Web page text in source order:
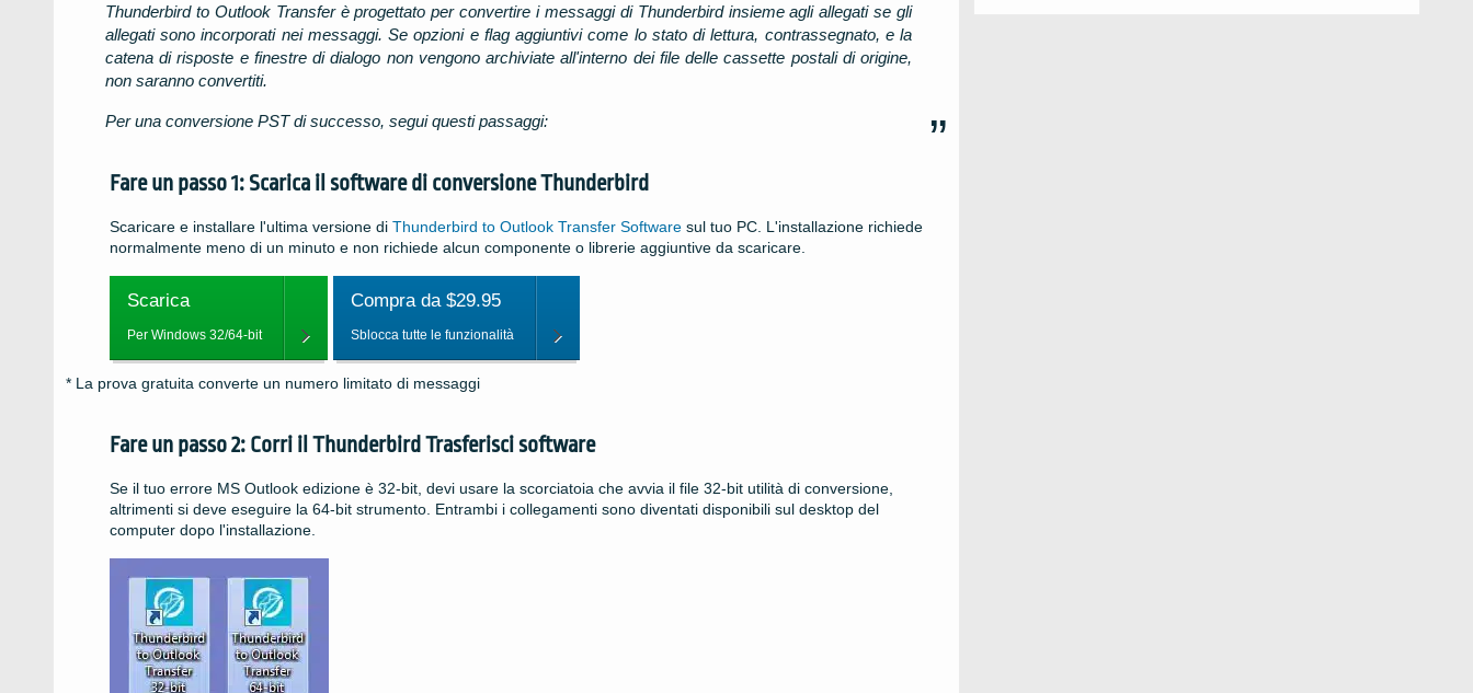
Thunderbird to Outlook Transfer è progettato per convertire i messaggi di Thunderbird insieme agli allegati se gli
allegati sono incorporati nei messaggi. Se opzioni e flag aggiuntivi come lo stato di lettura, contrassegnato, e la
catena di risposte e finestre di dialogo non vengono archiviate all'interno dei file delle cassette postali di origine,
non saranno convertiti.
Per una conversione PST di successo, segui questi passaggi:
Fare un passo 1: Scarica il software di conversione Thunderbird
Scaricare e installare l'ultima versione di Thunderbird to Outlook Transfer Software sul tuo PC. L'installazione richiede
normalmente meno di un minuto e non richiede alcun componente o librerie aggiuntive da scaricare.
Scarica
Per Windows 32/64-bit
Compra da $29.95
Sblocca tutte le funzionalità
* La prova gratuita converte un numero limitato di messaggi
Fare un passo 2: Corri il Thunderbird Trasferisci software
Se il tuo errore MS Outlook edizione è 32-bit, devi usare la scorciatoia che avvia il file 32-bit utilità di conversione,
altrimenti si deve eseguire la 64-bit strumento. Entrambi i collegamenti sono diventati disponibili sul desktop del
computer dopo l'installazione.